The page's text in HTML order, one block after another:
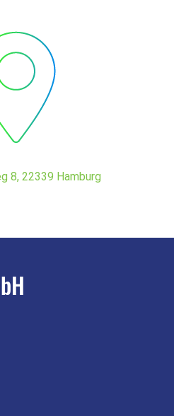
8, 22339 Hamburg